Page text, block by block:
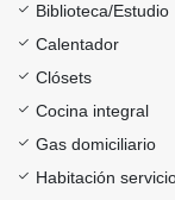
Biblioteca/Estudio
Calentador
Clósets
Cocina integral
Gas domiciliario
Habitación